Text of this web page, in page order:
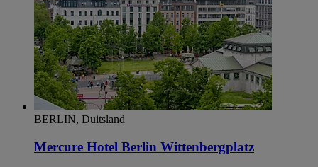
BERLIN, Duitsland
Mercure Hotel Berlin Wittenbergplatz